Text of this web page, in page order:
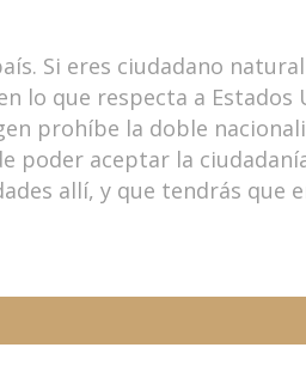
Si eres ciudadano
lo que respecta a Estados
prohíbe la doble
poder aceptar la
allí, y que tendrás que